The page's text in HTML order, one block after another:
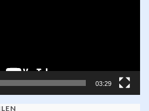
03:29